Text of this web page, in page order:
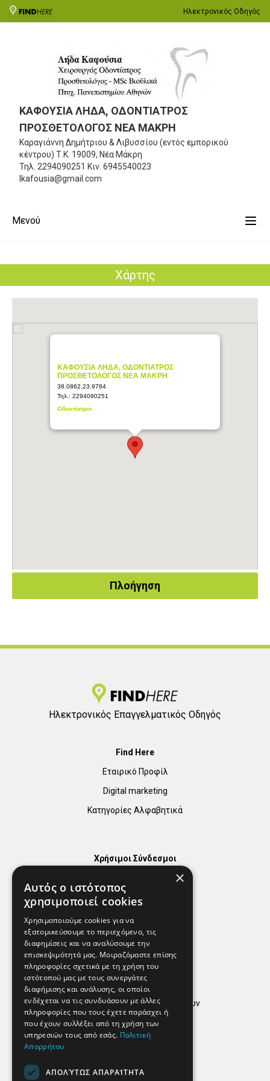
Ηλεκτρονικός Οδηγός
ΚΑΦΟΥΣΙΑ ΛΗΔΑ, ΟΔΟΝΤΙΑΤΡΟΣ
ΠΡΟΣΘΕΤΟΛΟΓΟΣ ΝΕΑ ΜΑΚΡΗ
Καραγιάννη Δημήτριου & Λιβυσσίου (εντός εμπορικού
κέντρου) Τ.Κ. 19009, Νέα Μάκρη
Τηλ. 2294090251 Κιν. 6945540023
lkafousia@gmail.com
Μενού
Χάρτης
ΚΑΦΟΥΣΙΑ ΛΗΔΑ, ΟΔΟΝΤΙΑΤΡΟΣ
ΠΡΟΣΘΕΤΟΛΟΓΟΣ ΝΕΑ ΜΑΚΡΗ
38.0862,23.9784
Τηλ.: 2294090251
Οδοντίατροι
Πλοήγηση
Ηλεκτρονικός Επαγγελματικός Οδηγός
Find Here
Εταιρικό Προφίλ
Digital marketing
Κατηγορίες Αλφαβητικά
Χρήσιμοι Σύνδεσμοι
Χρήσιμα Τηλέφωνα
Εφημερεύοντα Φαρμακεία
Απόρρητο
Όροι Χρήσης
Πολιτική προστασίας δεδομένων
Findhere
Social Media
×
Αυτός ο ιστότοπος
χρησιμοποιεί cookies
Χρησιμοποιούμε cookies για να
εξατομικεύσουμε το περιεχόμενο, τις
διαφημίσεις και να αναλύσουμε την
επισκεψιμότητά μας. Μοιραζόμαστε επίσης
πληροφορίες σχετικά με τη χρήση του
ιστότοπού μας με τους συνεργάτες
διαφήμισης και ανάλυσης, οι οποίοι
ενδέχεται να τις συνδυάσουν με άλλες
πληροφορίες που τους έχετε παράσχει ή
που έχουν συλλέξει από τη χρήση των
υπηρεσιών τους από εσάς. Πολιτική
Απορρήτου
ΑΠΟΛΎΤΩΣ ΑΠΑΡΑΊΤΗΤΑ